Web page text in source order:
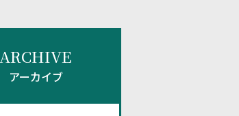
ARCHIVE
アーカイブ